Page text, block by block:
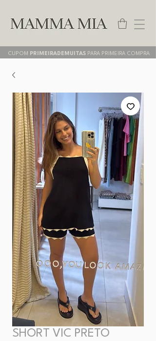
CUPOM PRIMEIRADEMUITAS PARA PRIMEIRA COMPRA
SHORT VIC PRETO